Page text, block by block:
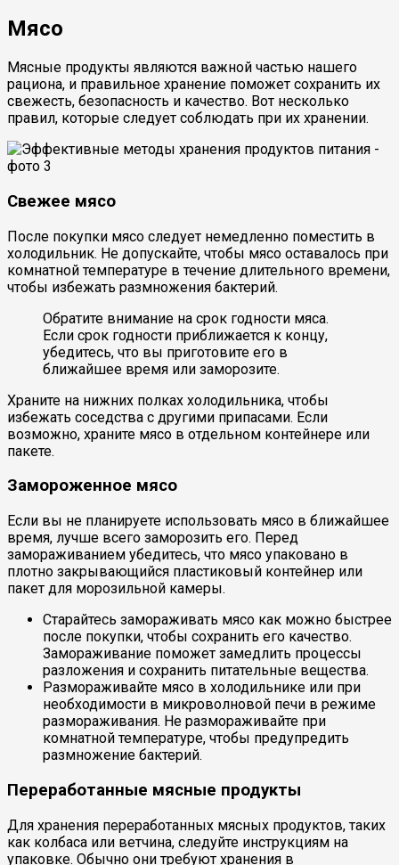
Мясо
Мясные продукты являются важной частью нашего
рациона, и правильное хранение поможет сохранить их
свежесть, безопасность и качество. Вот несколько
правил, которые следует соблюдать при их хранении.
Свежее мясо
После покупки мясо следует немедленно поместить в
холодильник. Не допускайте, чтобы мясо оставалось при
комнатной температуре в течение длительного времени,
чтобы избежать размножения бактерий.
Обратите внимание на срок годности мяса.
Если срок годности приближается к концу,
убедитесь, что вы приготовите его в
ближайшее время или заморозите.
Храните на нижних полках холодильника, чтобы
избежать соседства с другими припасами. Если
возможно, храните мясо в отдельном контейнере или
пакете.
Замороженное мясо
Если вы не планируете использовать мясо в ближайшее
время, лучше всего заморозить его. Перед
замораживанием убедитесь, что мясо упаковано в
плотно закрывающийся пластиковый контейнер или
пакет для морозильной камеры.
Старайтесь замораживать мясо как можно быстрее
после покупки, чтобы сохранить его качество.
Замораживание поможет замедлить процессы
разложения и сохранить питательные вещества.
Размораживайте мясо в холодильнике или при
необходимости в микроволновой печи в режиме
размораживания. Не размораживайте при
комнатной температуре, чтобы предупредить
размножение бактерий.
Переработанные мясные продукты
Для хранения переработанных мясных продуктов, таких
как колбаса или ветчина, следуйте инструкциям на
упаковке. Обычно они требуют хранения в